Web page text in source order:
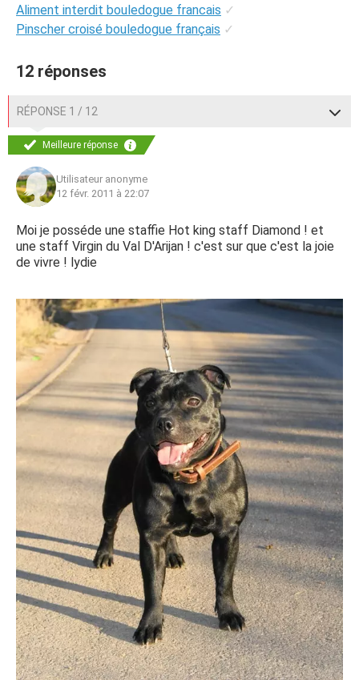
Aliment interdit bouledogue francais ✓
Pinscher croisé bouledogue français ✓
12 réponses
RÉPONSE 1 / 12
Meilleure réponse
Utilisateur anonyme
12 févr. 2011 à 22:07
Moi je posséde une staffie Hot king staff Diamond ! et
une staff Virgin du Val D'Arijan ! c'est sur que c'est la joie
de vivre ! lydie